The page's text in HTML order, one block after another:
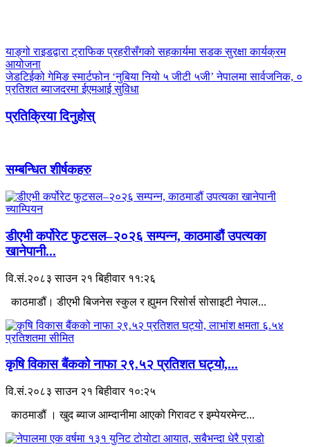
याङ्गो राइडद्वारा ट्राफिक प्रहरीसँगको सहकार्यमा सडक सुरक्षा कार्यक्रम
आयोजना
जेडटिईको गेमिङ स्मार्टफोन ‘नुबिया नियो ५ जीटी ५जी’ नेपालमा सार्वजनिक, ०
प्रतिशत ब्याजदरमा ईएमआई सुविधा
प्रतिक्रिया दिनुहोस्
सम्बन्धित शीर्षकहरु
डीएभी कर्पोरेट फुटसल–२०२६ सम्पन्न, काठमाडौं उपत्यका
खानेपानी...
वि.सं.२०८३ साउन २१ बिहीवार ११:२६
काठमाडौं। डीएभी बिजनेस स्कुल र ह्युमन रिसोर्स सोसाइटी नेपाल...
कृषि विकास बैंकको नाफा २९.५२ प्रतिशत घट्यो,...
वि.सं.२०८३ साउन २१ बिहीवार १०:२५
काठमाडौं । खुद ब्याज आम्दानीमा आएको गिरावट र इम्पेयरमेन्ट...